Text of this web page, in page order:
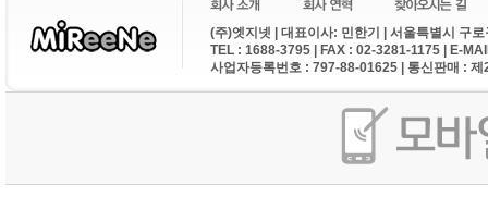
(주)엣지넷 | 대표이사: 민한기 | 서울특별시 구
TEL : 1688-3795 | FAX : 02-3281-1175 | E-
사업자등록번호 : 797-88-01625 | 통신판매 :